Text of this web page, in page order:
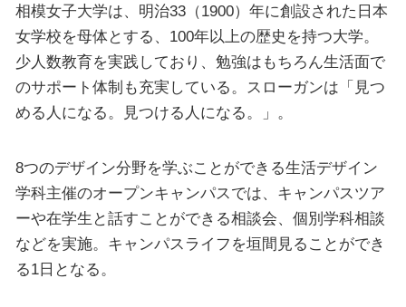
相模女子大学は、明治33（1900）年に創設された日本
女学校を母体とする、100年以上の歴史を持つ大学。
少人数教育を実践しており、勉強はもちろん生活面で
のサポート体制も充実している。スローガンは「見つ
める人になる。見つける人になる。」。
8つのデザイン分野を学ぶことができる生活デザイン
学科主催のオープンキャンパスでは、キャンパスツア
ーや在学生と話すことができる相談会、個別学科相談
などを実施。キャンパスライフを垣間見ることができ
る1日となる。